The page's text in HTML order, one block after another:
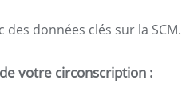
données clés sur la SCM.
votre circonscription :